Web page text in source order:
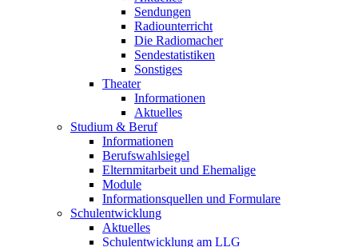
Sendungen
Radiounterricht
Die Radiomacher
Sendestatistiken
Sonstiges
Theater
Informationen
Aktuelles
Studium & Beruf
Informationen
Berufswahlsiegel
Elternmitarbeit und Ehemalige
Module
Informationsquellen und Formulare
Schulentwicklung
Aktuelles
Schulentwicklung am LLG